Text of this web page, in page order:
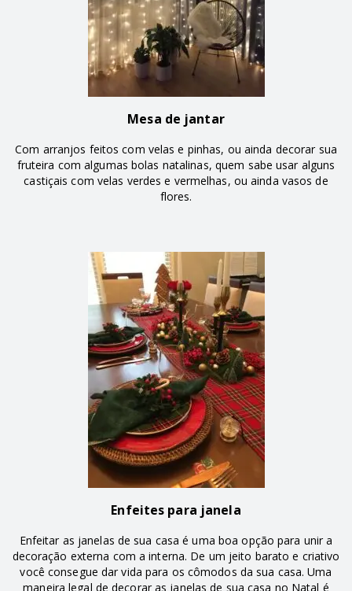
Mesa de jantar
Com arranjos feitos com velas e pinhas, ou ainda decorar sua
fruteira com algumas bolas natalinas, quem sabe usar alguns
castiçais com velas verdes e vermelhas, ou ainda vasos de
flores.
Enfeites para janela
Enfeitar as janelas de sua casa é uma boa opção para unir a
decoração externa com a interna. De um jeito barato e criativo
você consegue dar vida para os cômodos da sua casa. Uma
maneira legal de decorar as janelas de sua casa no Natal é